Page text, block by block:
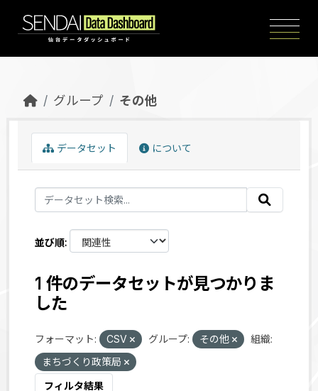
グループ その他
データセット について
並び順
1 件のデータセットが見つかりま
した
フォーマット: CSV グループ: その他
組織:
まちづくり政策局
フィルタ結果